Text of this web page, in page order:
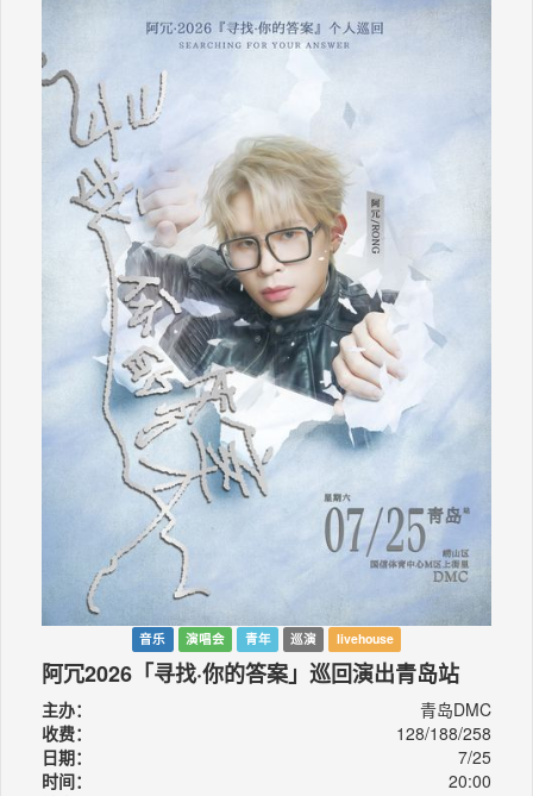
音乐 演唱会 青年 巡演 livehouse
阿冗2026「寻找·你的答案」巡回演出青岛站
主办：
青岛DMC
收费：
128/188/258
日期：
7/25
时间：
20:00